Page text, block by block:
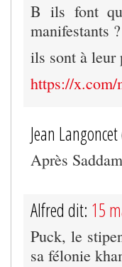
B ils font
manifestants ?
ils sont à leur
https://x.com/
Jean
Après
Alfred dit: 15
Puck, le
sa félonie